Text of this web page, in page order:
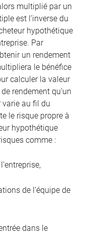
multiplié par un
est l’inverse du
hypothétique
Par
un rendement
le bénéfice
calculer la valeur
rendement qu’un
varie au fil du
le risque propre à
hypothétique
comme :
de l’équipe de
dans le